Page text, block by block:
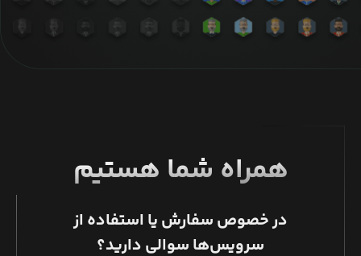
همراه شما هستیم
در خصوص سفارش یا استفاده از
سرویس‌ها سوالی دارید؟